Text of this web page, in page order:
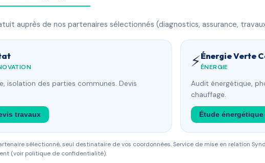
auprès de nos partenaires sélectionnés (diagnostics, assurance,
isolation des parties communes. Devis
travaux
⚡Énergie Verte
ÉNERGIE
Audit énergétique,
chauffage.
Étude énergétique
sélectionné, seul destinataire de vos coordonnées. Service de mise en relation
(voir politique de confidentialité).